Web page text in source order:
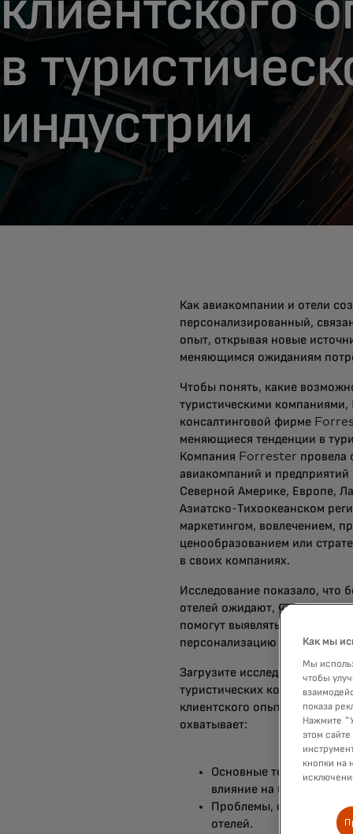
клиентского
в
индустрии
Как авиакомпании и отели
персонализированный,
опыт, открывая новые
меняющимся ожиданиям
Чтобы понять, какие
туристическими
консалтинговой фирме
меняющиеся тенденции в
Компания Forrester провела
авиакомпаний и предприятий
Северной Америке, Европе,
Азиатско-Тихоокеанском
маркетингом, вовлечением,
ценообразованием или
в своих компаниях.
Исследование показало, что
отелей ожидают, что
помогут выявлять новые
персонализацию и
Загрузите исследование,
туристических компаний
клиентского опыта и
охватывает:
Основные тенденции
влияние на бизнес-
Проблемы,
отелей.
Как мы
Мы
чтобы
показа
Нажмите
этом
кнопки на